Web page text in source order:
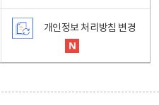
개인정보 처리방침 변경